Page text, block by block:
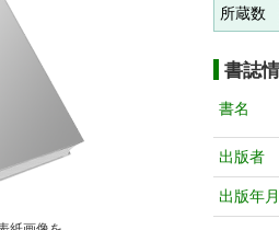
所蔵数
書誌
書名
出版者
出版年月